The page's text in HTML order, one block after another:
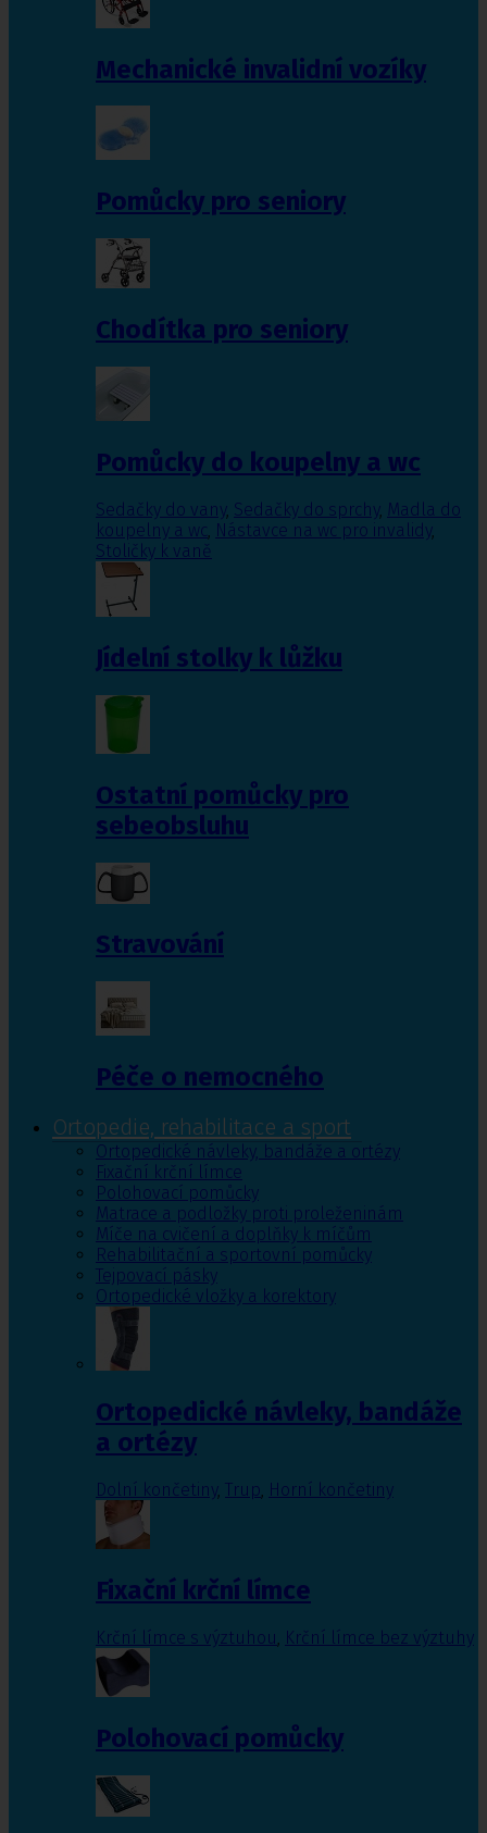
Mechanické invalidní vozíky
Pomůcky pro seniory
Chodítka pro seniory
Pomůcky do koupelny a wc
Sedačky do vany, Sedačky do sprchy, Madla do
koupelny a wc, Nástavce na wc pro invalidy,
Stoličky k vaně
Jídelní stolky k lůžku
Ostatní pomůcky pro
sebeobsluhu
Stravování
Péče o nemocného
Ortopedie, rehabilitace a sport
Ortopedické návleky, bandáže a ortézy
Fixační krční límce
Polohovací pomůcky
Matrace a podložky proti proleženinám
Míče na cvičení a doplňky k míčům
Rehabilitační a sportovní pomůcky
Tejpovací pásky
Ortopedické vložky a korektory
Ortopedické návleky, bandáže
a ortézy
Dolní končetiny, Trup, Horní končetiny
Fixační krční límce
Krční límce s výztuhou Krční límce bez výztuhy
Polohovací pomůcky